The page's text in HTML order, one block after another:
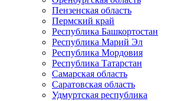
Пензенская область
Пермский край
Республика Башкортостан
Республика Марий Эл
Республика Мордовия
Республика Татарстан
Самарская область
Саратовская область
Удмуртская республика